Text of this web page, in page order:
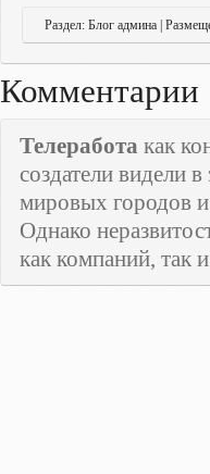
Раздел: Блог админа |
Комментарии
Телеработа как
создатели видели
мировых городов
Однако
как компаний, так